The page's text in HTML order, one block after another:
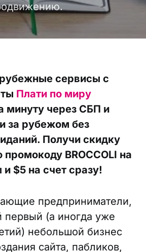
сервисы с
Плати по миру
минуту через СБП и
за рубежом без
Получи скидку
промокоду BROCCOLI на
$5 на счет сразу!
предприниматели,
первый (а иногда уже
небольшой бизнес
сайта, пабликов,